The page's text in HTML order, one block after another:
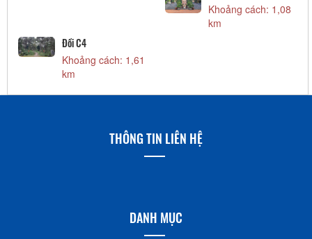
Khoảng cách: 1,08
km
Đồi C4
Khoảng cách: 1,61
km
THÔNG TIN LIÊN HỆ
DANH MỤC